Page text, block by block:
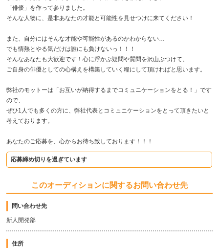
「俳優」を作って参りました。
そんな人物に、是非あなたの才能と可能性を見せつけに来てください！
また、自分にはそんな才能や可能性があるのかわからない…
でも情熱とやる気だけは誰にも負けないっ！！！
そんなあなたも大歓迎です！心に浮かぶ疑問や質問を沢山ぶつけて、
ご自身の俳優としての心構えを構築していく糧にして頂ければと思います。
弊社のモットーは「お互いが納得するまでコミュニケーションをとる！」です
ので、
ぜひ1人でも多くの方に、弊社代表とコミュニケーションをとって頂きたいと
考えております。
あなたのご応募を、心からお待ち致しております！！！
応募締め切りを過ぎています
このオーディションに関するお問い合わせ先
問い合わせ先
新人開発部
住所